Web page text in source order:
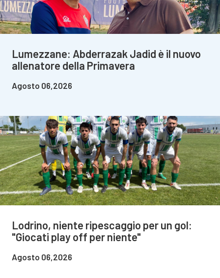
Lumezzane: Abderrazak Jadid è il nuovo
allenatore della Primavera
Agosto 06,2026
Lodrino, niente ripescaggio per un gol:
"Giocati play off per niente"
Agosto 06,2026